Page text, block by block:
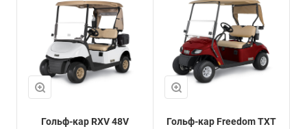
Гольф-кар RXV 48V
Гольф-кар Freedom TXT